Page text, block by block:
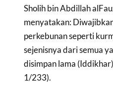
Sholih bin Abdillah
menyatakan:
perkebunan seperti
sejenisnya dari semua
disimpan lama
1/233).